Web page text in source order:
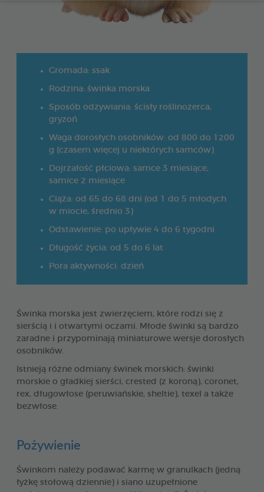
Gromada: ssak
Rodzina: świnka morska
Sposób odżywiania: ścisły roślinożerca,
gryzoń
Waga dorosłych osobników: od 800 do 1200
g (czasem więcej u niektórych samców)
Dojrzałość płciowa: samce 3 miesiące,
samice 2 miesiące
Ciąża: od 65 do 68 dni (od 1 do 5 młodych
w miocie, średnio 3)
Odstawienie: po upływie 4 do 6 tygodni
Długość życia: od 5 do 6 lat
Pora aktywności: dzień
Świnka morska jest zwierzęciem, które rodzi się z
sierścią i i otwartymi oczami. Młode świnki są bardzo
zaradne i przypominają miniaturowe wersje dorosłych
osobników.
Istnieją różne odmiany świnek morskich: świnki
morskie o gładkiej sierści, crested (z koroną), coronet,
rex, długowłose (peruwiańskie, sheltie), texel a także
bezwłose.
Pożywienie
Świnkom należy podawać karmę w granulkach (jedną
łyżkę stołową dziennie) i siano uzupełnione